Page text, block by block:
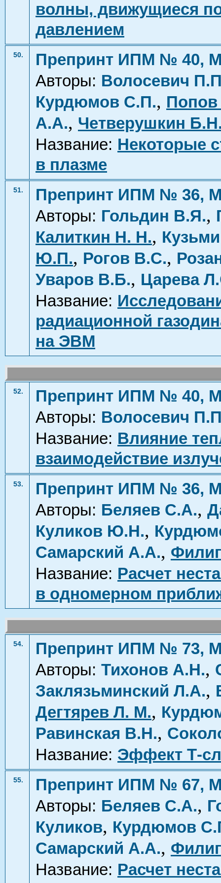
волны, движущиеся
давлением
50.
Препринт ИПМ № 40,
Авторы: Волосевич
Курдюмов С.П.,
А.А., Четверушкин
Название: Некоторые
в плазме
51.
Препринт ИПМ № 36,
Авторы: Гольдин В.Я.,
Калиткин Н. Н.,
Ю.П., Рогов В.С.,
Уваров В.Б., Царева
Название:
радиационной
на ЭВМ
52.
Препринт ИПМ № 40,
Авторы: Волосевич
Название: Влияние
взаимодействие
53.
Препринт ИПМ № 36,
Авторы: Беляев С.А.,
Куликов Ю.Н.,
Самарский А.А.,
Название: Расчет
в одномерном
54.
Препринт ИПМ № 73,
Авторы: Тихонов А.Н.,
Заклязьминский Л.А.,
Дегтярев Л. М.,
Равинская В.Н.,
Название: Эффект Т-
55.
Препринт ИПМ № 67,
Авторы: Беляев С.А.,
Куликов, Курдюмов
Самарский А.А.,
Название: Расчет